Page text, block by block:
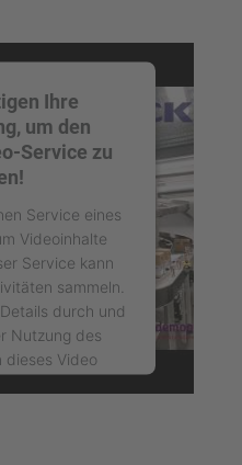
Ihre
um den
Service zu
Service eines
Videoinhalte
Service kann
sammeln.
durch und
Nutzung des
dieses Video